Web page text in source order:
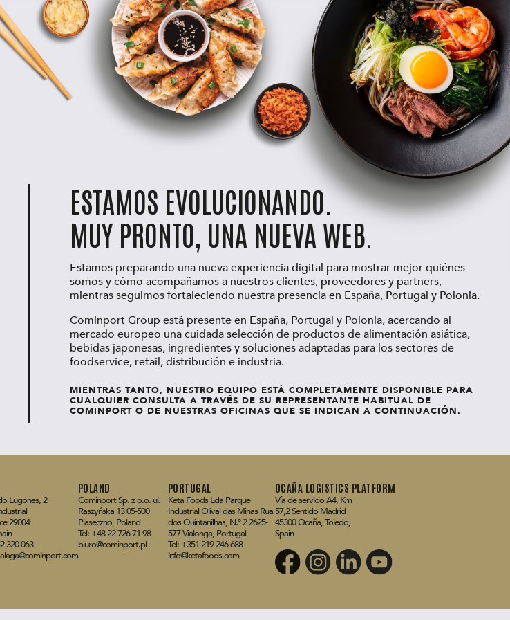
ESTAMOS EVOLUCIONANDO.
MUY PRONTO, UNA NUEVA WEB.
Estamos preparando una nueva experiencia digital para mostrar mejor quiénes
somos y cómo acompañamos a nuestros clientes, proveedores y partners,
mientras seguimos fortaleciendo nuestra presencia en España, Portugal y Polonia.
Cominport Group está presente en España, Portugal y Polonia, acercando al
mercado europeo una cuidada selección de productos de alimentación asiática,
bebidas japonesas, ingredientes y soluciones adaptadas para los sectores de
foodservice, retail, distribución e industria.
MIENTRAS TANTO, NUESTRO EQUIPO ESTÁ COMPLETAMENTE DISPONIBLE PARA
CUALQUIER CONSULTA A TRAVÉS DE SU REPRESENTANTE HABITUAL DE
COMINPORT O DE NUESTRAS OFICINAS QUE SE INDICAN A CONTINUACIÓN.
Lugones, 2
29004
320 063
POLAND
Cominport Sp. z o.o. ul.
Raszyńska 13 05-500
Piaseczno, Poland
Tel: +48 22 726 71 98
biuro@cominport.pl
PORTUGAL
Keta Foods Lda Parque
Industrial Olival das Minas Rua
dos Quintanilhas, N.º 2 2625-
577 Vialonga, Portugal
Tel: +351 219 246 688
info@ketafoods.com
OCAÑA LOGISTICS PLATFORM
Vía de servicio A4, Km
57,2 Sentido Madrid
45300 Ocaña, Toledo,
Spain